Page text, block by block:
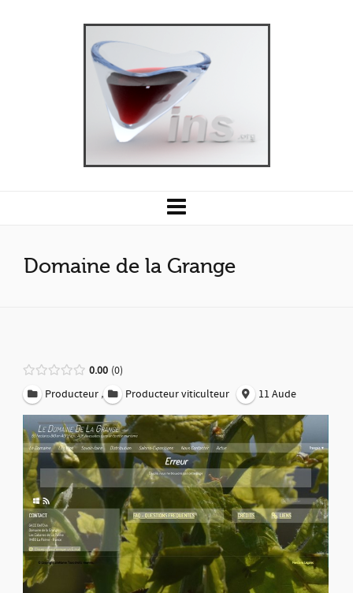
Domaine de la Grange
0.00 0
Producteur , Producteur viticulteur 11 Aude